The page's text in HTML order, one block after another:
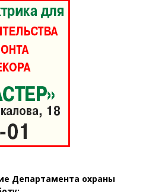
Департамента охраны